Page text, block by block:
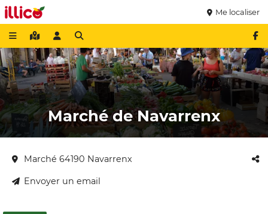
Me localiser
Marché de Navarrenx
Marché 64190 Navarrenx
Envoyer un email